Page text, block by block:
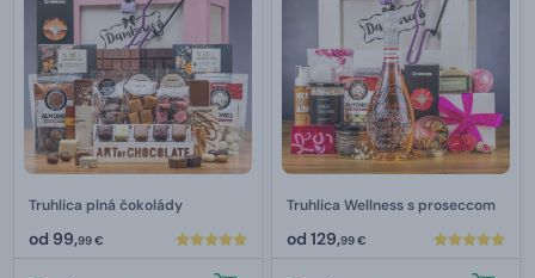
Truhlica plná čokolády
od 99,99 €
Truhlica Wellness s proseccom
od 129,99 €